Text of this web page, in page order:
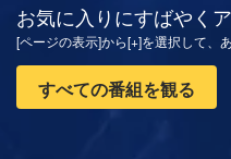
お気に入りにすばやく
[ページの表示]から[+]を選択して、
すべての番組を観る